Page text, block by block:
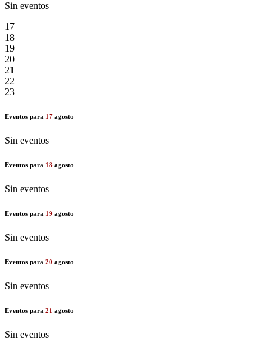
Sin eventos
17
18
19
20
21
22
23
Eventos para 17 agosto
Sin eventos
Eventos para 18 agosto
Sin eventos
Eventos para 19 agosto
Sin eventos
Eventos para 20 agosto
Sin eventos
Eventos para 21 agosto
Sin eventos